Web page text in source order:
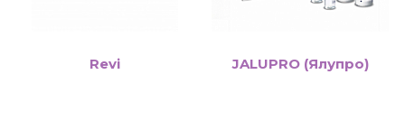
Revi JALUPRO (Ялупро)